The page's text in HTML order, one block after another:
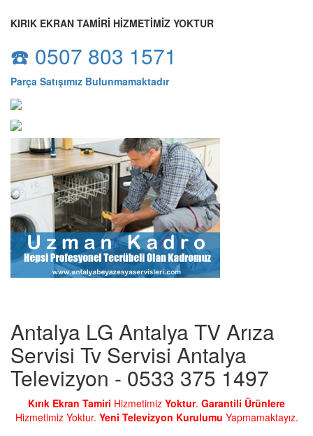
KIRIK EKRAN TAMİRİ HİZMETİMİZ YOKTUR
☎️ 0507 803 1571
Parça Satışımız Bulunmamaktadır
Antalya LG Antalya TV Arıza
Servisi Tv Servisi Antalya
Televizyon - 0533 375 1497
Kırık Ekran Tamiri Hizmetimiz Yoktur. Garantili Ürünlere
Hizmetimiz Yoktur. Yeni Televizyon Kurulumu Yapmamaktayız.